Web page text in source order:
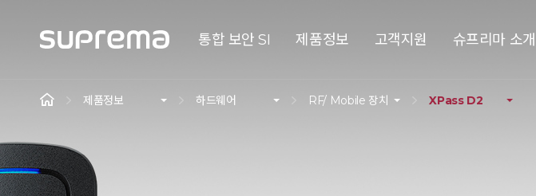
통합 보안 SI 제품정보 고객지원 슈프리마 소개
제품정보 하드웨어 RF/ Mobile 장치 XPass D2